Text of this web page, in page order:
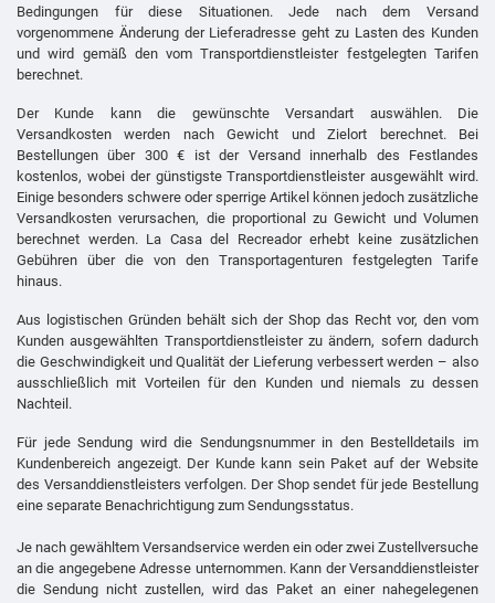
Bedingungen für diese Situationen. Jede nach dem Versand
vorgenommene Änderung der Lieferadresse geht zu Lasten des Kunden
und wird gemäß den vom Transportdienstleister festgelegten Tarifen
berechnet.
Der Kunde kann die gewünschte Versandart auswählen. Die
Versandkosten werden nach Gewicht und Zielort berechnet. Bei
Bestellungen über 300 € ist der Versand innerhalb des Festlandes
kostenlos, wobei der günstigste Transportdienstleister ausgewählt wird.
Einige besonders schwere oder sperrige Artikel können jedoch zusätzliche
Versandkosten verursachen, die proportional zu Gewicht und Volumen
berechnet werden. La Casa del Recreador erhebt keine zusätzlichen
Gebühren über die von den Transportagenturen festgelegten Tarife
hinaus.
Aus logistischen Gründen behält sich der Shop das Recht vor, den vom
Kunden ausgewählten Transportdienstleister zu ändern, sofern dadurch
die Geschwindigkeit und Qualität der Lieferung verbessert werden – also
ausschließlich mit Vorteilen für den Kunden und niemals zu dessen
Nachteil.
Für jede Sendung wird die Sendungsnummer in den Bestelldetails im
Kundenbereich angezeigt. Der Kunde kann sein Paket auf der Website
des Versanddienstleisters verfolgen. Der Shop sendet für jede Bestellung
eine separate Benachrichtigung zum Sendungsstatus.
Je nach gewähltem Versandservice werden ein oder zwei Zustellversuche
an die angegebene Adresse unternommen. Kann der Versanddienstleister
die Sendung nicht zustellen, wird das Paket an einer nahegelegenen